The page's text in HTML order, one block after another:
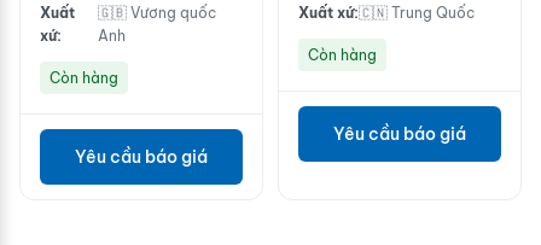
Xuất
xứ:
🇬🇧 Vương quốc
Anh
Còn hàng
Yêu cầu báo giá
Xuất xứ:🇨🇳 Trung Quốc
Còn hàng
Yêu cầu báo giá